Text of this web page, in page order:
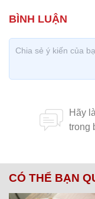
CÓ THỂ BẠN